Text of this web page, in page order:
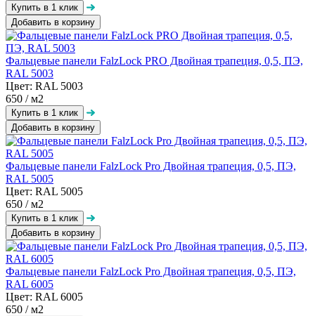
Добавить в корзину
Фальцевые панели FalzLock PRO Двойная трапеция, 0,5, ПЭ,
RAL 5003
Цвет: RAL 5003
650 / м2
Добавить в корзину
Фальцевые панели FalzLock Pro Двойная трапеция, 0,5, ПЭ,
RAL 5005
Цвет: RAL 5005
650 / м2
Добавить в корзину
Фальцевые панели FalzLock Pro Двойная трапеция, 0,5, ПЭ,
RAL 6005
Цвет: RAL 6005
650 / м2